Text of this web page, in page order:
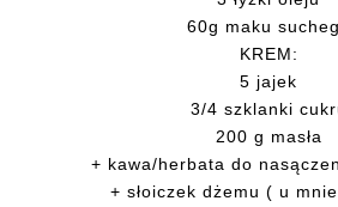
60g maku
KREM:
5 jajek
3/4 szklanki
200 g masła
+ kawa/herbata do
+ słoiczek dżemu ( u